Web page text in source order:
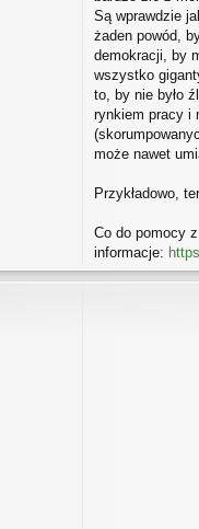
Są wprawdzie
żaden powód,
demokracji, by
wszystko
to, by nie było
rynkiem pracy i
może nawet
Przykładowo,
Co do pomocy
informacje: